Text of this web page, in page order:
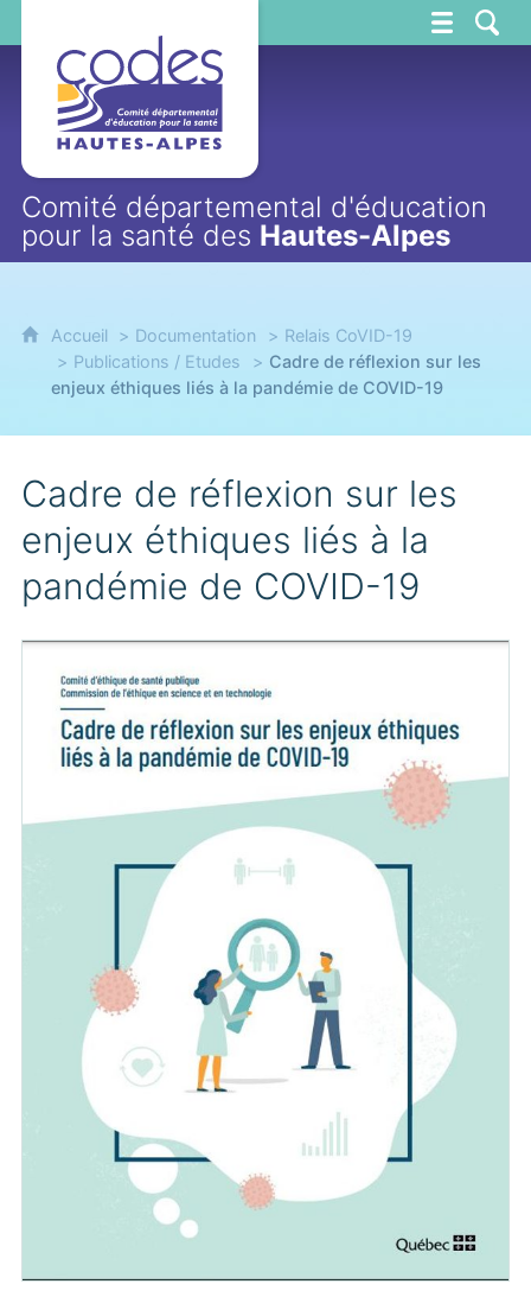
Comité départemental d'éducation
pour la santé des Hautes-Alpes
Accueil Documentation
Relais CoVID-19
Publications / Etudes
Cadre de réflexion sur les
enjeux éthiques liés à la pandémie de COVID-19
Cadre de réflexion sur les
enjeux éthiques liés à la
pandémie de COVID-19